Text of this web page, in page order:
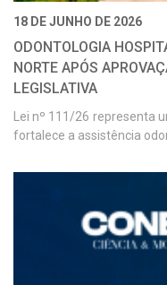
18 DE JUNHO DE 2026
ODONTOLOGIA
NORTE APÓS
LEGISLATIVA
Lei nº 111/26 representa
fortalece a assistência